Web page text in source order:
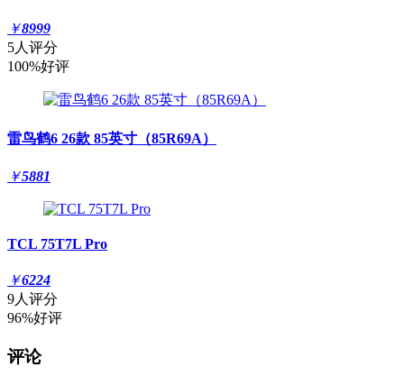
￥8999
5人评分
100%好评
雷鸟鹤6 26款 85英寸（85R69A）
￥5881
TCL 75T7L Pro
￥6224
9人评分
96%好评
评论